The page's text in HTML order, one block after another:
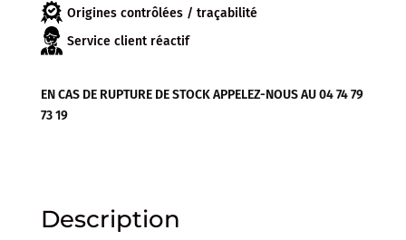
FLEUR
JAUNE
Origines contrôlées / traçabilité
Service client réactif
EN CAS DE RUPTURE DE STOCK APPELEZ-NOUS AU 04 74 79
73 19
Description